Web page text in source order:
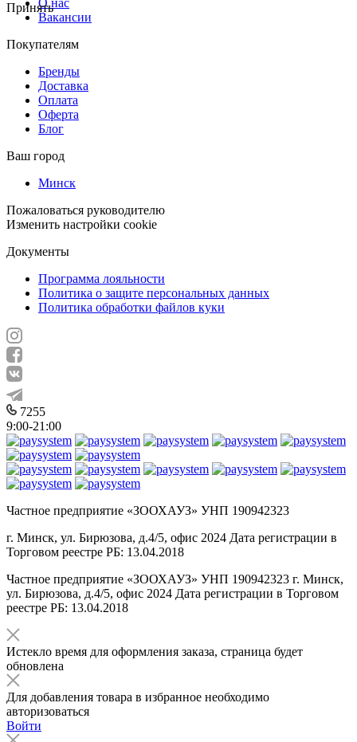
Принять
Вакансии
Покупателям
Бренды
Доставка
Оплата
Оферта
Блог
Ваш город
Минск
Пожаловаться руководителю
Изменить настройки cookie
Документы
Программа лояльности
Политика о защите персональных данных
Политика обработки файлов куки
7255
9:00-21:00
Частное предприятие «ЗООХАУЗ» УНП 190942323
г. Минск, ул. Бирюзова, д.4/5, офис 2024 Дата регистрации в
Торговом реестре РБ: 13.04.2018
Частное предприятие «ЗООХАУЗ» УНП 190942323 г. Минск,
ул. Бирюзова, д.4/5, офис 2024 Дата регистрации в Торговом
реестре РБ: 13.04.2018
Истекло время для оформления заказа, страница будет
обновлена
Для добавления товара в избранное необходимо
авторизоваться
Войти